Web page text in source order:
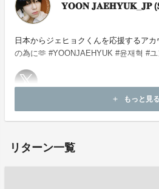
𝐘𝐎𝐎𝐍 𝐉𝐀𝐄𝐇𝐘𝐔𝐊_𝐉𝐏
日本からジェヒョクくんを応援するア
の為に🫶 #YOONJAEHYUK #윤재혁 #
add もっと見る
リターン一覧